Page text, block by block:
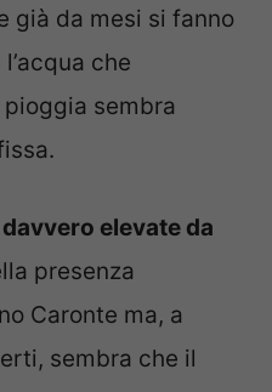
già da mesi si fanno
che
sembra
elevate da
presenza
Caronte ma, a
sembra che il